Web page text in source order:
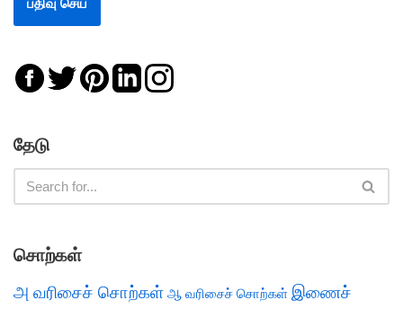
தேடு
சொற்கள்
அ வரிசைச் சொற்கள் ஆ வரிசைச் சொற்கள் இணைச்